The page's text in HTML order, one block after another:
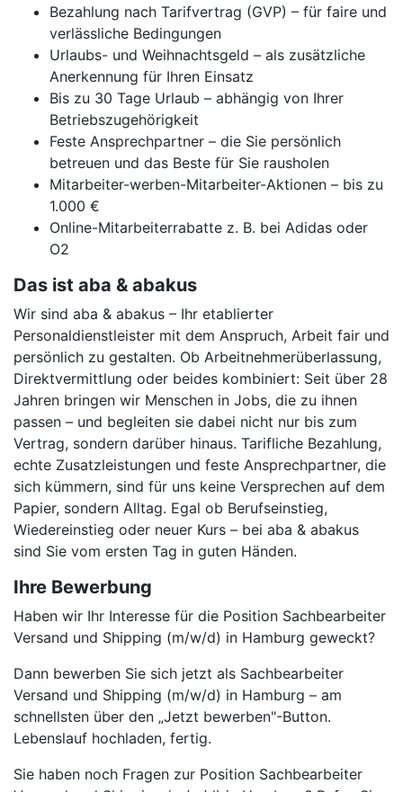
Bezahlung nach Tarifvertrag (GVP) – für faire und
verlässliche Bedingungen
Urlaubs- und Weihnachtsgeld – als zusätzliche
Anerkennung für Ihren Einsatz
Bis zu 30 Tage Urlaub – abhängig von Ihrer
Betriebszugehörigkeit
Feste Ansprechpartner – die Sie persönlich
betreuen und das Beste für Sie rausholen
Mitarbeiter-werben-Mitarbeiter-Aktionen – bis zu
1.000 €
Online-Mitarbeiterrabatte z. B. bei Adidas oder
O2
Das ist aba & abakus
Wir sind aba & abakus – Ihr etablierter
Personaldienstleister mit dem Anspruch, Arbeit fair und
persönlich zu gestalten. Ob Arbeitnehmerüberlassung,
Direktvermittlung oder beides kombiniert: Seit über 28
Jahren bringen wir Menschen in Jobs, die zu ihnen
passen – und begleiten sie dabei nicht nur bis zum
Vertrag, sondern darüber hinaus. Tarifliche Bezahlung,
echte Zusatzleistungen und feste Ansprechpartner, die
sich kümmern, sind für uns keine Versprechen auf dem
Papier, sondern Alltag. Egal ob Berufseinstieg,
Wiedereinstieg oder neuer Kurs – bei aba & abakus
sind Sie vom ersten Tag in guten Händen.
Ihre Bewerbung
Haben wir Ihr Interesse für die Position Sachbearbeiter
Versand und Shipping (m/w/d) in Hamburg geweckt?
Dann bewerben Sie sich jetzt als Sachbearbeiter
Versand und Shipping (m/w/d) in Hamburg – am
schnellsten über den „Jetzt bewerben"-Button.
Lebenslauf hochladen, fertig.
Sie haben noch Fragen zur Position Sachbearbeiter